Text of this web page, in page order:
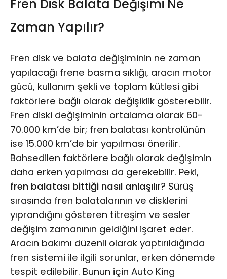
Fren Disk Balata Değişimi Ne
Zaman Yapılır?
Fren disk ve balata değişiminin ne zaman
yapılacağı frene basma sıklığı, aracın motor
gücü, kullanım şekli ve toplam kütlesi gibi
faktörlere bağlı olarak değişiklik gösterebilir.
Fren diski değişiminin ortalama olarak 60-
70.000 km’de bir; fren balatası kontrolünün
ise 15.000 km’de bir yapılması önerilir.
Bahsedilen faktörlere bağlı olarak değişimin
daha erken yapılması da gerekebilir. Peki,
fren balatası bittiği nasıl anlaşılır? Sürüş
sırasında fren balatalarının ve disklerini
yıprandığını gösteren titreşim ve sesler
değişim zamanının geldiğini işaret eder.
Aracın bakımı düzenli olarak yaptırıldığında
fren sistemi ile ilgili sorunlar, erken dönemde
tespit edilebilir. Bunun için Auto King